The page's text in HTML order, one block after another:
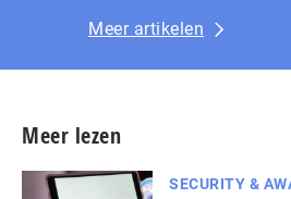
Meer artikelen
Meer lezen
SECURITY &